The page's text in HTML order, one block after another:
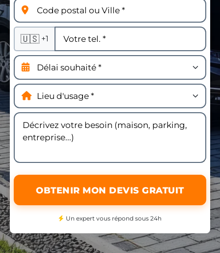
🇺🇸 +1
OBTENIR MON DEVIS GRATUIT
Un expert vous répond sous 24h